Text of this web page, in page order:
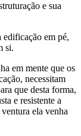
e sua
edificação em pé,
si.
em mente que os
necessitam
que desta forma,
e resistente a
ela venha